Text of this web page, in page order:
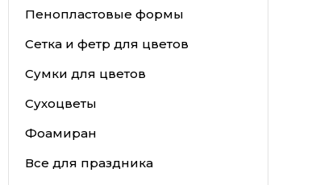
Пенопластовые формы
Сетка и фетр для цветов
Сумки для цветов
Сухоцветы
Фоамиран
Все для праздника